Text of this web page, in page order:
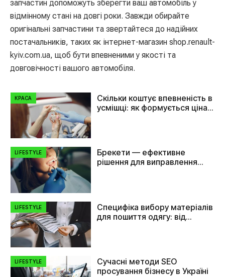
запчастин допоможуть зберегти ваш автомобіль у
відмінному стані на довгі роки. Завжди обирайте
оригінальні запчастини та звертайтеся до надійних
постачальників, таких як інтернет-магазин shop.renault-
kyiv.com.ua, щоб бути впевненими у якості та
довговічності вашого автомобіля.
КРАСА
Скільки коштує впевненість в
усмішці: як формується ціна
LIFESTYLE
Брекети — ефективне
рішення для виправлення
LIFESTYLE
Специфіка вибору матеріалів
для пошиття одягу: від
LIFESTYLE
Сучасні методи SEO
просування бізнесу в Україні